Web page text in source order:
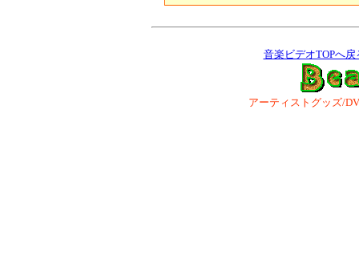
音楽ビデオTOPへ戻
アーティストグッズ/